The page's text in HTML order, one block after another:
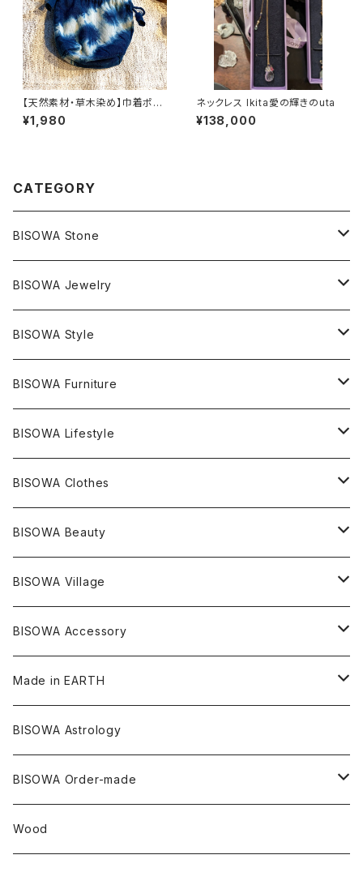
【天然素材・草木染め】巾着ポー
チ ヘンプコットン S
¥1,980
ネックレス Ikita愛の輝きのuta
¥138,000
CATEGORY
BISOWA Stone
マスタークリスタル / 水晶
エレスチャル
ライトニング
ツインソウル
メタモルフォーゼス
石の種類別
アメジスト
アクアマリン
デュモルチェライト
タンザナイト
産地別
ヒマラヤ
ブラジル
中国
アメリカ
BISOWA Jewelry
ネックレス／ペンダント
宇佐美聖子
絹麻 ~kenma~
ピアス
宇佐美聖子
Others
ブレスレット
宇佐美聖子
Others
リング
サンキャッチャー
ヘアアクセサリー
イヤリング
キーホルダー
BISOWA Style
ONE PIECE
ヘンプ
オーガニックコットン
PANTS
ヘンプ
オーガニックコットン
T-SHIRT
オーガニックコットン
ヘンプコットン
leggings
ヘンプ
オーガニックコットン
Others
ヘンプ
オーガニックコットン
Underwear
BISOWA Furniture
のるすく
BISOWA Lifestyle
Music
宇佐美聖子
Niceness Music
浄化アイテム
Cosmic Hemp 麻炭
セージ
オラクルカード
キャンドル
HAZE 和蝋燭
縁キャンドル
陶器
大蝶恵美子
Tomoko Uemura Art 麻炭陶器
Cosmic hemp
YUGEN GLASS
others
BISOWA Clothes
麻
絹
Others
オーガニックコットン
バンブー
オーガニックフリース
BISOWA Beauty
ヘンプオイル
BISOWA Village
Bisowa Club Room
BISOWA Accessory
ヘアゴム
宇佐美聖子
Made in EARTH
Misakubo Japan
碧-AOI-の松葉天然酵母パン
Uwajima Japan
BISOWA Astrology
BISOWA Order-made
∞Seiko Usami∞
Wood